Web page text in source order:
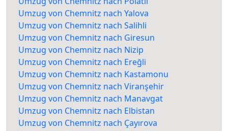
Umzug von Chemnitz nach Yalova
Umzug von Chemnitz nach Salihli
Umzug von Chemnitz nach Giresun
Umzug von Chemnitz nach Nizip
Umzug von Chemnitz nach Ereğli
Umzug von Chemnitz nach Kastamonu
Umzug von Chemnitz nach Viranşehir
Umzug von Chemnitz nach Manavgat
Umzug von Chemnitz nach Elbistan
Umzug von Chemnitz nach Çayırova